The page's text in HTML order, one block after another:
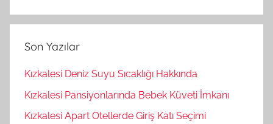
Son Yazılar
Kızkalesi Deniz Suyu Sıcaklığı Hakkında
Kızkalesi Pansiyonlarında Bebek Küveti İmkanı
Kızkalesi Apart Otellerde Giriş Katı Seçimi